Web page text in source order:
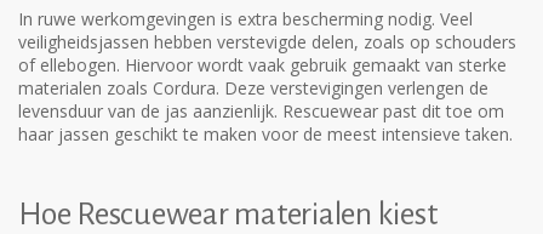
In ruwe werkomgevingen is extra bescherming nodig. Veel
veiligheidsjassen hebben verstevigde delen, zoals op schouders
of ellebogen. Hiervoor wordt vaak gebruik gemaakt van sterke
materialen zoals Cordura. Deze verstevigingen verlengen de
levensduur van de jas aanzienlijk. Rescuewear past dit toe om
haar jassen geschikt te maken voor de meest intensieve taken.
Hoe Rescuewear materialen kiest